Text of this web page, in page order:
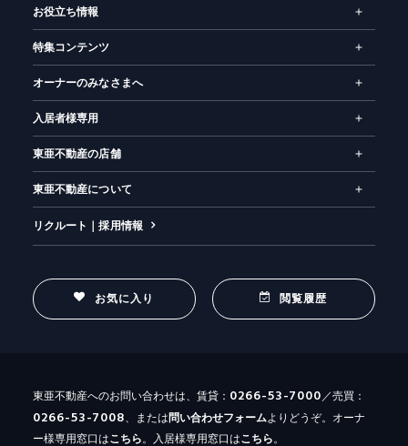
お問い合わせ
お気に入り 閲覧履歴
お役立ち情報
特集コンテンツ
オーナーのみなさまへ
入居者様専用
東亜不動産の店舗
東亜不動産について
リクルート｜採用情報
お気に入り 閲覧履歴
東亜不動産へのお問い合わせは、賃貸： 0266-53-7000／売買：
0266-53-7008、または 問い合わせフォームよりどうぞ。オーナ
ー様専用窓口はこちら。入居様専用窓口はこちら。